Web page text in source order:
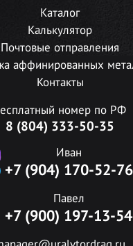
Каталог
Калькулятор
Почтовые отправления
аффинированных
Контакты
номер по РФ
8 (804) 333-50-35
Иван
+7 (904) 170-52-76
Павел
+7 (900) 197-13-54